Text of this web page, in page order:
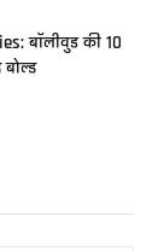
बॉलीवुड की 10